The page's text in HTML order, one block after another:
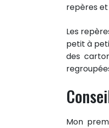
repères et
Les
petit à
des
Mon